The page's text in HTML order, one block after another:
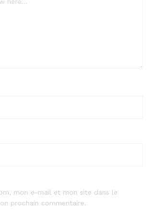
mon e-mail et mon site dans le
prochain commentaire.